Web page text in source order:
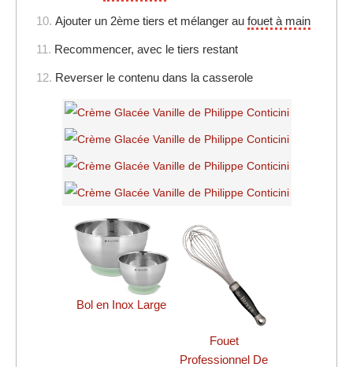
10. Ajouter un 2ème tiers et mélanger au fouet à main
11. Recommencer, avec le tiers restant
12. Reverser le contenu dans la casserole
Bol en Inox Large
Fouet
Professionnel De